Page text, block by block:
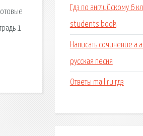
1
Гдз по английскому 6
students book
Написать сочинение
русская песня
Ответы mail ru гдз